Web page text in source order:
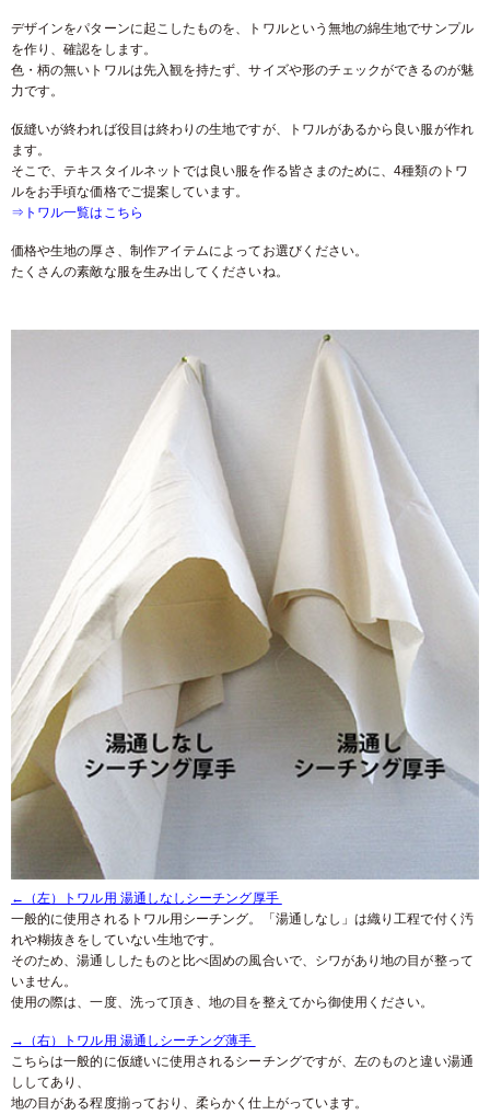
デザインをパターンに起こしたものを、トワルという無地の綿生地でサンプル
を作り、確認をします。
色・柄の無いトワルは先入観を持たず、サイズや形のチェックができるのが魅
力です。
仮縫いが終われば役目は終わりの生地ですが、トワルがあるから良い服が作れ
ます。
そこで、テキスタイルネットでは良い服を作る皆さまのために、4種類のトワ
ルをお手頃な価格でご提案しています。
⇒トワル一覧はこちら
価格や生地の厚さ、制作アイテムによってお選びください。
たくさんの素敵な服を生み出してくださいね。
←（左）トワル用 湯通しなしシーチング厚手
一般的に使用されるトワル用シーチング。「湯通しなし」は織り工程で付く汚
れや糊抜きをしていない生地です。
そのため、湯通ししたものと比べ固めの風合いで、シワがあり地の目が整って
いません。
使用の際は、一度、洗って頂き、地の目を整えてから御使用ください。
→（右）トワル用 湯通しシーチング薄手
こちらは一般的に仮縫いに使用されるシーチングですが、左のものと違い湯通
ししてあり、
地の目がある程度揃っており、柔らかく仕上がっています。